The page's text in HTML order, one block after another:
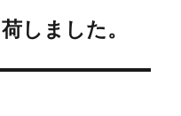
しました。